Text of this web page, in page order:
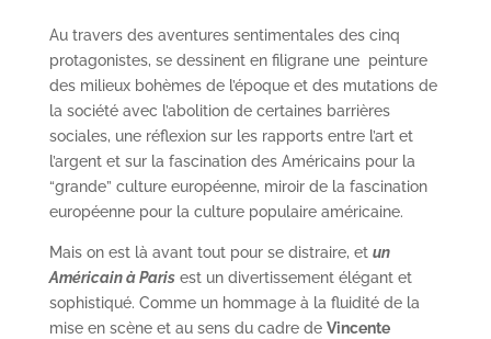
Au travers des aventures sentimentales des cinq
protagonistes, se dessinent en filigrane une peinture
des milieux bohèmes de l’époque et des mutations de
la société avec l’abolition de certaines barrières
sociales, une réflexion sur les rapports entre l’art et
l’argent et sur la fascination des Américains pour la
“grande” culture européenne, miroir de la fascination
européenne pour la culture populaire américaine.
Mais on est là avant tout pour se distraire, et un
Américain à Parisest un divertissement élégant et
sophistiqué. Comme un hommage à la fluidité de la
mise en scène et au sens du cadre de Vincente